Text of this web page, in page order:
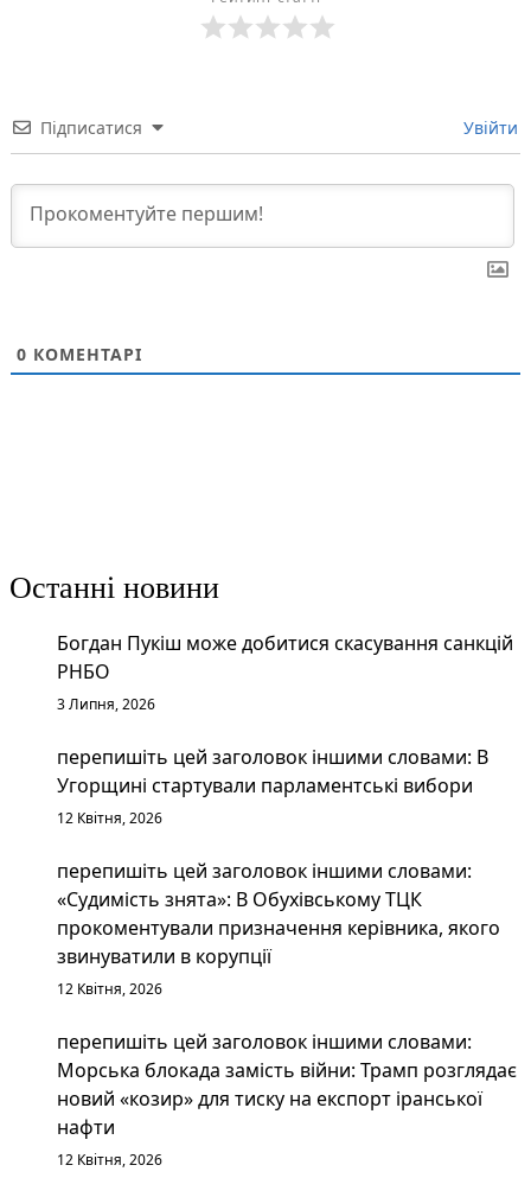
Підписатися Увійти
0 КОМЕНТАРІ
Останні новини
Богдан Пукіш може добитися скасування санкцій
РНБО
3 Липня, 2026
перепишіть цей заголовок іншими словами: В
Угорщині стартували парламентські вибори
12 Квітня, 2026
перепишіть цей заголовок іншими словами:
«Судимість знята»: В Обухівському ТЦК
прокоментували призначення керівника, якого
звинуватили в корупції
12 Квітня, 2026
перепишіть цей заголовок іншими словами:
Морська блокада замість війни: Трамп розглядає
новий «козир» для тиску на експорт іранської
нафти
12 Квітня, 2026